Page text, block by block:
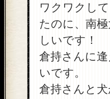
ワクワクし
たのに、南
しいです！
倉持さんに
いです。
倉持さんと